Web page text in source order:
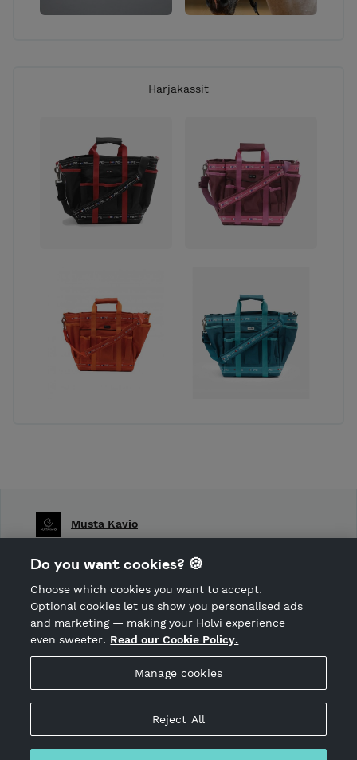
Harjakassit
Hosted by Holvi
Holvi Payment Services Ltd is regulated by the Financial
© 2026 Holvi Payment Services Ltd.
Musta Kavio
Shop privacy policy
CANCEL ORDER
Do you want cookies? 🍪
Choose which cookies you want to accept.
Optional cookies let us show you personalised ads
and marketing — making your Holvi experience
even sweeter. Read our Cookie Policy.
Manage cookies
Reject All